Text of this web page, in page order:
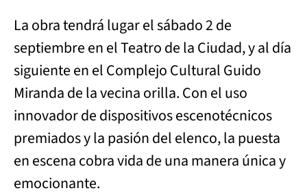
La obra tendrá lugar el sábado 2 de
septiembre en el Teatro de la Ciudad, y al día
siguiente en el Complejo Cultural Guido
Miranda de la vecina orilla. Con el uso
innovador de dispositivos escenotécnicos
premiados y la pasión del elenco, la puesta
en escena cobra vida de una manera única y
emocionante.